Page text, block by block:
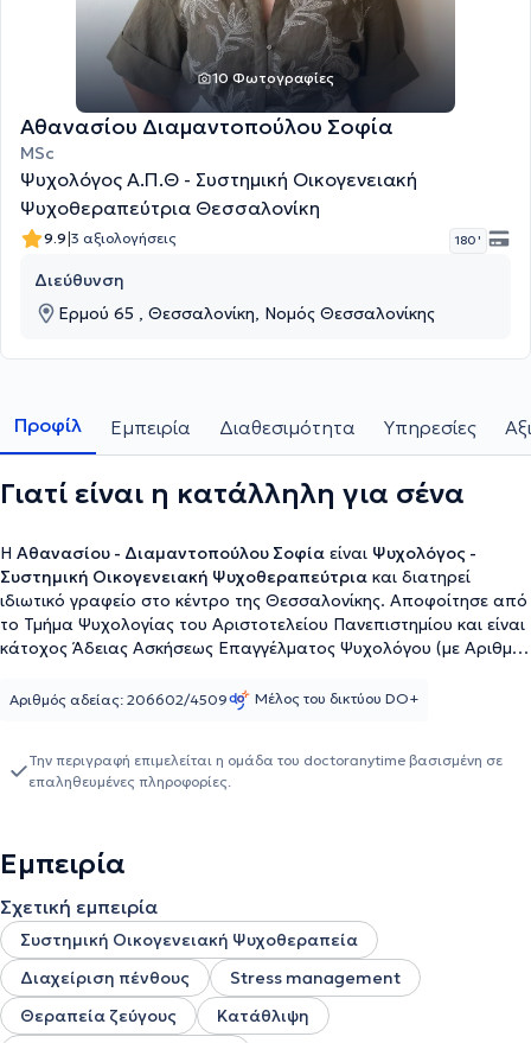
10 Φωτογραφίες
Αθανασίου Διαμαντοπούλου Σοφία
MSc
Ψυχολόγος Α.Π.Θ - Συστημική Οικογενειακή
Ψυχοθεραπεύτρια Θεσσαλονίκη
9.9|3 αξιολογήσεις 180 '
Διεύθυνση
Ερμού 65 , Θεσσαλονίκη, Νομός Θεσσαλονίκης
Προφίλ Εμπειρία Διαθεσιμότητα Υπηρεσίες
Γιατί είναι η κατάλληλη για σένα
Η Αθανασίου - Διαμαντοπούλου Σοφία είναι Ψυχολόγος -
Συστημική Οικογενειακή Ψυχοθεραπεύτρια και διατηρεί
ιδιωτικό γραφείο στο κέντρο της Θεσσαλονίκης. Αποφοίτησε από
το Τμήμα Ψυχολογίας του Αριστοτελείου Πανεπιστημίου και είναι
κάτοχος Άδειας Ασκήσεως Επαγγέλματος Ψυχολόγου (με Αριθμό
επεκτείνει τις γνώσεις της και να ενισχύσει τα εργαλεία της ως
Ινστιτούτου Συστημικής Προσέγγισης & Οικογενειακής
Θεραπείας.Ο βασικός της στόχος είναι να παρέχει υπηρεσίες σε
χρειάζεται να είναι διαρκής και πολύπλευρη, αποφάσισε να
εμβαθύνει σε ζητήματα Ανθρωπίνων Δικαιωμάτων και απέκτησε
το Μεταπτυχιακό της με τίτλο «Human Rights & Migration
Studies» από το Πανεπιστήμιο Μακεδονίας.Μέσα από την
επαγγελματική της εμπειρία έχει ασχοληθεί με το τραύμα, τη
διαχείριση απώλειας και πένθους, την κατάθλιψη, τις αγχώδεις
διαταραχές, αλλά και με ζητήματα σχέσεων. Την περίοδο 2016–
2017 πρόσφερε εθελοντικά τις υπηρεσίες της στο
Αριθμός αδείας: 206602/4509 Μέλος του δικτύου DO+
Την περιγραφή επιμελείται η ομάδα του doctoranytime βασισμένη σε
επαληθευμένες πληροφορίες.
Εμπειρία
Σχετική εμπειρία
Συστημική Οικογενειακή Ψυχοθεραπεία
Διαχείριση πένθους
Stress management
Θεραπεία ζεύγους
Κατάθλιψη